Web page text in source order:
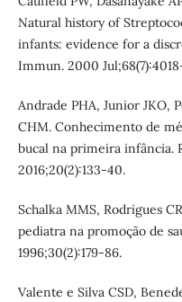
Natural history of
infants: evidence for a
Immun. 2000
Andrade PHA, Junior JKO,
CHM. Conhecimento de
bucal na primeira infância.
2016;20(2):133-40.
Schalka MMS, Rodrigues
pediatra na promoção de
1996;30(2):179-86.
Valente e Silva CSD,